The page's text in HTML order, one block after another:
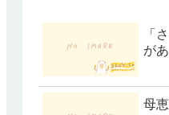
「
が
母